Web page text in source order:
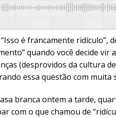
é francamente ridículo”,
quando você decide
(desprovidos da cultura
essa questão com muita
branca ontem a tarde,
com o que chamou de